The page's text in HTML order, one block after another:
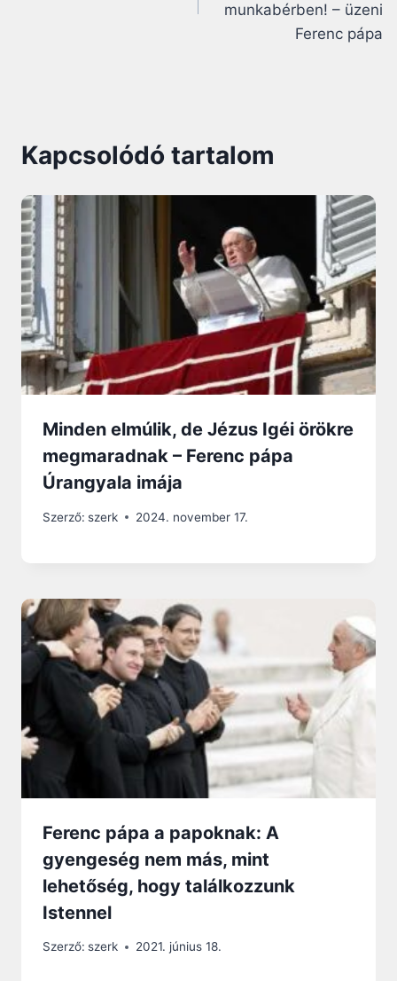
munkabérben! – üzeni
Ferenc pápa
Kapcsolódó tartalom
Minden elmúlik, de Jézus Igéi örökre
megmaradnak – Ferenc pápa
Úrangyala imája
Szerző: szerk 2024. november 17.
Ferenc pápa a papoknak: A
gyengeség nem más, mint
lehetőség, hogy találkozzunk
Istennel
Szerző: szerk 2021. június 18.